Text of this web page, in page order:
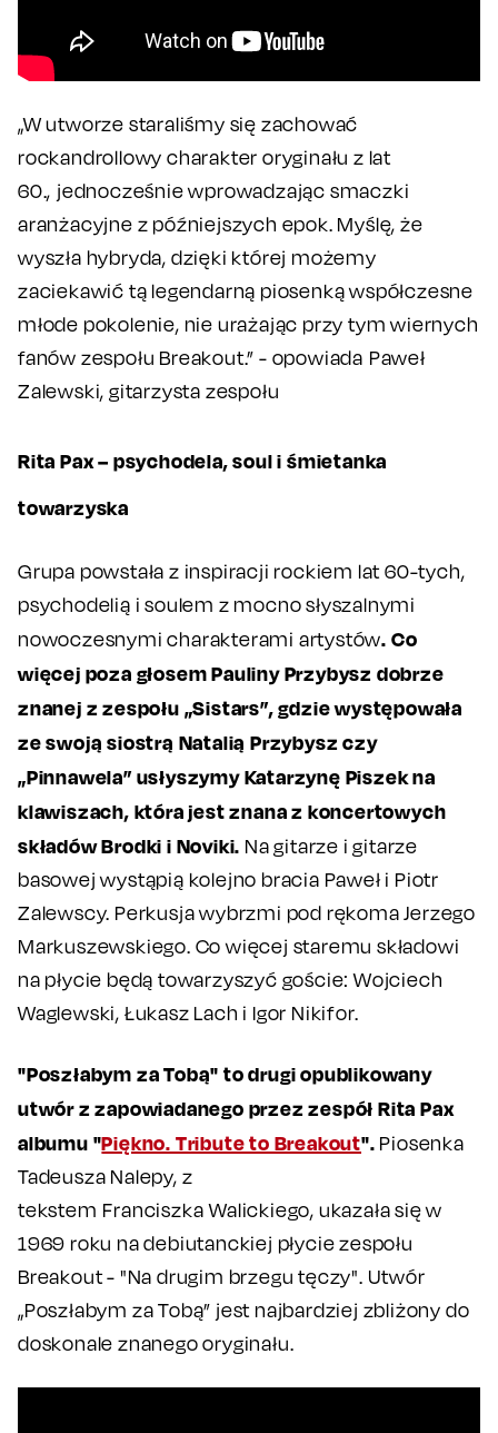
„W utworze staraliśmy się zachować
rockandrollowy charakter oryginału z lat
60., jednocześnie wprowadzając smaczki
aranżacyjne z późniejszych epok. Myślę, że
wyszła hybryda, dzięki której możemy
zaciekawić tą legendarną piosenką współczesne
młode pokolenie, nie urażając przy tym wiernych
fanów zespołu Breakout.” - opowiada Paweł
Zalewski, gitarzysta zespołu
Rita Pax – psychodela, soul i śmietanka
towarzyska
Grupa powstała z inspiracji rockiem lat 60-tych,
psychodelią i soulem z mocno słyszalnymi
nowoczesnymi charakterami artystów. Co
więcej poza głosem Pauliny Przybysz dobrze
znanej z zespołu „Sistars”, gdzie występowała
ze swoją siostrą Natalią Przybysz czy
„Pinnawela” usłyszymy Katarzynę Piszek na
klawiszach, która jest znana z koncertowych
składów Brodki i Noviki. Na gitarze i gitarze
basowej wystąpią kolejno bracia Paweł i Piotr
Zalewscy. Perkusja wybrzmi pod rękoma Jerzego
Markuszewskiego. Co więcej staremu składowi
na płycie będą towarzyszyć goście: Wojciech
Waglewski, Łukasz Lach i Igor Nikifor.
"Poszłabym za Tobą" to drugi opublikowany
utwór z zapowiadanego przez zespół Rita Pax
albumu "Piękno. Tribute to Breakout". Piosenka
Tadeusza Nalepy, z
tekstem Franciszka Walickiego, ukazała się w
1969 roku na debiutanckiej płycie zespołu
Breakout - "Na drugim brzegu tęczy". Utwór
„Poszłabym za Tobą” jest najbardziej zbliżony do
doskonale znanego oryginału.